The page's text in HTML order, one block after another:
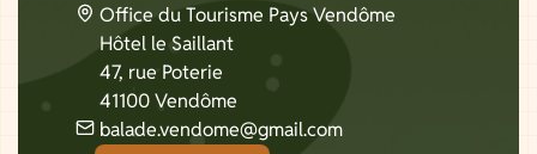
Office du Tourisme Pays Vendôme
Hôtel le Saillant
47, rue Poterie
41100 Vendôme
balade.vendome@gmail.com